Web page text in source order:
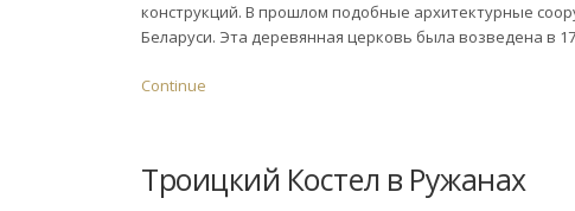
конструкций. В прошлом подобные архитектурные
Беларуси. Эта деревянная церковь была возведена в
Continue
Троицкий Костел в Ружанах